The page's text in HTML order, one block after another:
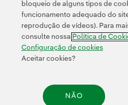
Contato Clientes Política de
Transparência no uso da IA Política de
Acessibilidade
bloqueio de alguns tipos de
funcionamento adequado do
reprodução de vídeos). Para
consulte nossa Política de
Configuração de cookies
Aceitar cookies?
NÃO